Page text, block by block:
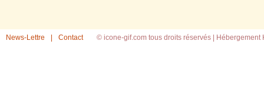
News-Lettre Contact © icone-gif.com tous droits réservés | Hébergement